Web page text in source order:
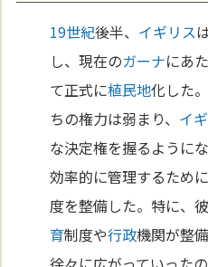
19世紀後半、 イギリス
し、現在のガーナにあ
て正式に植民地化した
ちの権力は弱まり、 イ
な決定権を握るようにな
効率的に管理するため
度を整備した。特に、
育制度や行政機関が整